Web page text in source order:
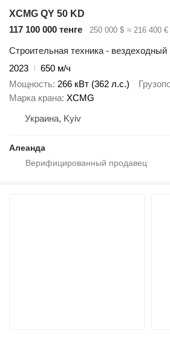
XCMG QY 50 KD
117 100 000 тенге
250 000 $ ≈ 216 400 €
Строительная техника - вездеходный
2023
650 м/ч
Мощность 266 кВт (362 л.с.)
Марка крана XCMG
Украина, Kyiv
Алеанда